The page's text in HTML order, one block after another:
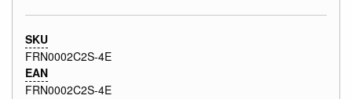
SKU
FRN0002C2S-4E
EAN
FRN0002C2S-4E